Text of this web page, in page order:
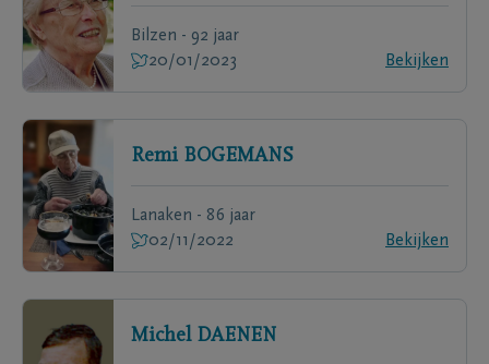
Bilzen - 92 jaar
20/01/2023
Bekijken
Remi BOGEMANS
Lanaken - 86 jaar
02/11/2022
Bekijken
Michel DAENEN